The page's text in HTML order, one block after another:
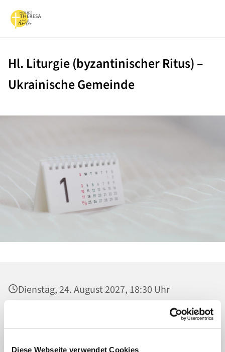
Diese Webseite verwendet Cookies
Hl. Liturgie (byzantinischer Ritus) –
Ukrainische Gemeinde
Dienstag, 24. August 2027, 18:30 Uhr
Heilig Kreuz, Kirche, Malchower Weg 22-24,
13053 Berlin